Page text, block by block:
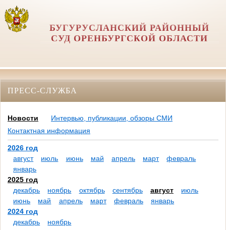
БУГУРУСЛАНСКИЙ РАЙОННЫЙ
СУД ОРЕНБУРГСКОЙ ОБЛАСТИ
ПРЕСС-СЛУЖБА
Новости
Интервью, публикации, обзоры СМИ
Контактная информация
2026 год
август
июль июнь май апрель март
февраль
январь
2025 год
декабрь
ноябрь октябрь сентябрь август
июль
июнь
май апрель март февраль
январь
2024 год
декабрь
ноябрь